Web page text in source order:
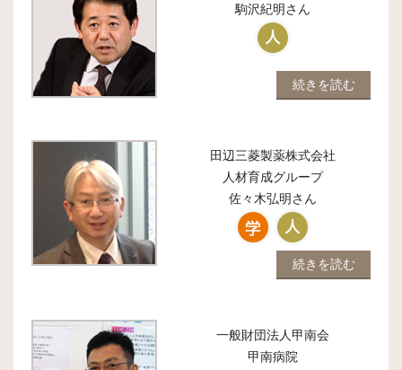
駒沢紀明さん
続きを読む
田辺三菱製薬株式会社
人材育成グループ
佐々木弘明さん
続きを読む
一般財団法人甲南会
甲南病院